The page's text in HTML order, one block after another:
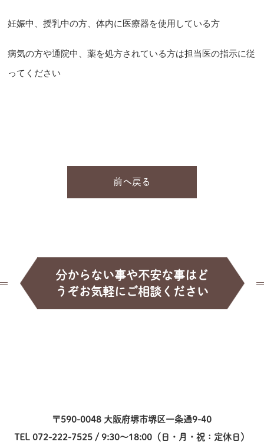
妊娠中、授乳中の方、体内に医療器を使用している方
病気の方や通院中、薬を処方されている方は担当医の指示に従
ってください
前へ戻る
分からない事や不安な事はど
うぞお気軽にご相談ください
〒590-0048 大阪府堺市堺区一条通9-40
TEL 072-222-7525 / 9:30～18:00（日・月・祝：定休日）